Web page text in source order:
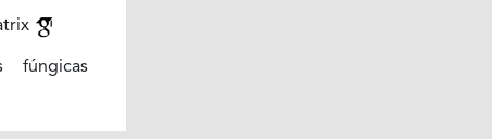
fúngicas